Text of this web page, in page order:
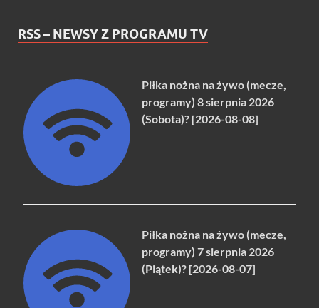
RSS – NEWSY Z PROGRAMU TV
Piłka nożna na żywo (mecze,
programy) 8 sierpnia 2026
(Sobota)? [2026-08-08]
Piłka nożna na żywo (mecze,
programy) 7 sierpnia 2026
(Piątek)? [2026-08-07]